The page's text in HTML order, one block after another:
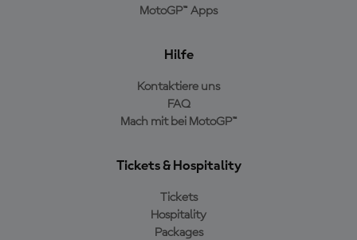
MotoGP™ Apps
Hilfe
Kontaktiere uns
FAQ
Mach mit bei MotoGP™
Tickets & Hospitality
Tickets
Hospitality
Packages